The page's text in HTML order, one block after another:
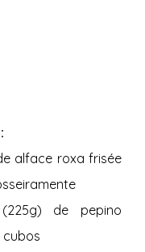
alface roxa frisée
de pepino
cubos